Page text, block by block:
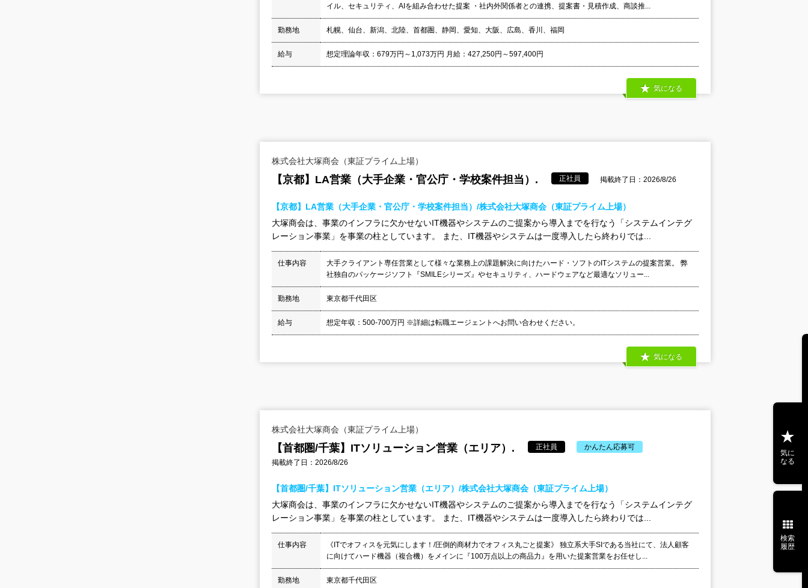
イル、セキュリティ、AIを組み合わせた提案 ・社内外関係者との連携、提案書・見積作成、商談推...
勤務地 札幌、仙台、新潟、北陸、首都圏、静岡、愛知、大阪、広島、香川、福岡
給与 想定理論年収：679万円～1,073万円 月給：427,250円～597,400円
気になる
株式会社大塚商会（東証プライム上場）
【京都】LA営業（大手企業・官公庁・学校案件担当）. 正社員 掲載終了日：2026/8/26
【京都】LA営業（大手企業・官公庁・学校案件担当）/株式会社大塚商会（東証プライム上場）
大塚商会は、事業のインフラに欠かせないIT機器やシステムのご提案から導入までを行なう「システムインテグ
レーション事業」を事業の柱としています。 また、IT機器やシステムは一度導入したら終わりでは...
仕事内容
大手クライアント専任営業として様々な業務上の課題解決に向けたハード・ソフトのITシステムの提案営業。 弊
社独自のパッケージソフト『SMILEシリーズ』やセキュリティ、ハードウェアなど最適なソリュー...
勤務地 東京都千代田区
給与 想定年収：500-700万円 ※詳細は転職エージェントへお問い合わせください。
気になる
株式会社大塚商会（東証プライム上場）
【首都圏/千葉】ITソリューション営業（エリア）. 正社員
かんたん応募可
掲載終了日：2026/8/26
【首都圏/千葉】ITソリューション営業（エリア）/株式会社大塚商会（東証プライム上場）
大塚商会は、事業のインフラに欠かせないIT機器やシステムのご提案から導入までを行なう「システムインテグ
レーション事業」を事業の柱としています。 また、IT機器やシステムは一度導入したら終わりでは...
仕事内容
《ITでオフィスを元気にします！/圧倒的商材力でオフィス丸ごと提案》 独立系大手SIである当社にて、法人顧客
に向けてハード機器（複合機）をメインに『100万点以上の商品力』を用いた提案営業をお任せし...
勤務地 東京都千代田区
気に
なる
検索
履歴